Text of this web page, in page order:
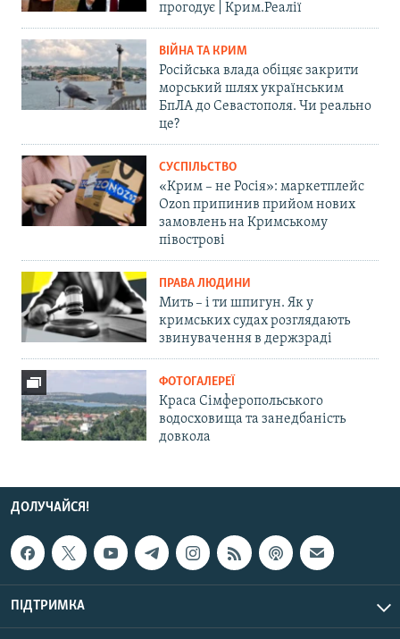
прогодує | Крим.Реалії
ВІЙНА ТА КРИМ
Російська влада обіцяє закрити
морський шлях українським
БпЛА до Севастополя. Чи реально
це?
СУСПІЛЬСТВО
«Крим – не Росія»: маркетплейс
Ozon припинив прийом нових
замовлень на Кримському
півострові
ПРАВА ЛЮДИНИ
Мить – і ти шпигун. Як у
кримських судах розглядають
звинувачення в держзраді
ФОТОГАЛЕРЕЇ
Краса Сімферопольського
водосховища та занедбаність
довкола
ДОЛУЧАЙСЯ!
ПІДТРИМКА